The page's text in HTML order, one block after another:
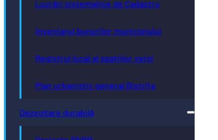
Lucrări sistematice de Cadastru
Inventarul bunurilor municipiului
Registrul local al spațiilor verzi
Plan urbanistic general Bistrița
Dezvoltare durabilă